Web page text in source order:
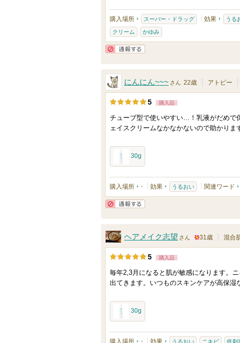
の
メ
ン
お
気
に
入
さ
れ
ま
購入場所 スーパー・ドラッグ 効果 うる
クリーム かゆみ
にんにん~~~ さん 22歳 アトピー
5 購入品
チューブ型で使いやすい…！乳液がだめで
ェイスクリームなかなかないので助かり
30g
購入場所 - 効果 うるおい 関連ワード
ヘアメイク志望 さん
5
人
以
ン
31歳 混合
5 購入品
毎年2,3月になると肌が敏感になります。
出てきます。いつものスキンケアが高保
30g
購入場所 - 効果 うるおい ニキビ 低刺